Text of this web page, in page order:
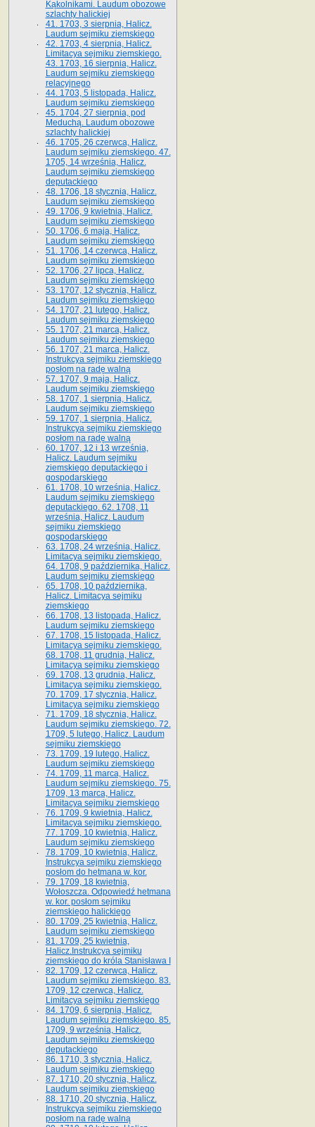
Kąkolnikami. Laudum obozowe
szlachty halickiej
41­. 1703, 3 sierpnia, Halicz.
Laudum sejmiku ziemskiego
42. 1703, 4 sierpnia, Halicz.
Limitacya sejmiku ziemskiego.
43. 1703, 16 sierpnia, Halicz.
Laudum sejmiku ziemskiego
relacyjnego
44. 1703, 5 listopada, Halicz.
Laudum sejmiku ziemskiego
45. 1704, 27 sierpnia, pod
Meduchą. Laudum obozowe
szlachty halickiej
46. 1705, 26 czerwca, Halicz.
Laudum sejmiku ziemskiego. 47.
1705, 14 września, Halicz.
Laudum sejmiku ziemskiego
deputackiego
48. 1706, 18 stycznia, Halicz.
Laudum sejmiku ziemskiego
49. 1706, 9 kwietnia, Halicz.
Laudum sejmiku ziemskiego
50. 1706, 6 maja, Halicz.
Laudum sejmiku ziemskiego
51. 1706, 14 czerwca, Halicz.
Laudum sejmiku ziemskiego
52. 1706, 27 lipca, Halicz.
Laudum sejmiku ziemskiego
53. 1707, 12 stycznia, Halicz.
Laudum sejmiku ziemskiego
54. 1707, 21 lutego, Halicz.
Laudum sejmiku ziemskiego
55. 1707, 21 marca, Halicz.
Laudum sejmiku ziemskiego
56. 1707, 21 marca, Halicz.
Instrukcya sejmiku ziemskiego
posłom na radę walną
57. 1707, 9 maja, Halicz.
Laudum sejmiku ziemskiego
58. 1707, 1 sierpnia, Halicz.
Laudum sejmiku ziemskiego
59. 1707, 1 sierpnia, Halicz.
Instrukcya sejmiku ziemskiego
posłom na radę walną
60. 1707, 12 i 13 września,
Halicz. Laudum sejmiku
ziemskiego deputackiego i
gospodarskiego
61. 1708, 10 września, Halicz.
Laudum sejmiku ziemskiego
deputackiego. 62. 1708, 11
września, Halicz. Laudum
sejmiku ziemskiego
gospodarskiego
63. 1708, 24 września, Halicz.
Limitacya sejmiku ziemskiego.
64. 1708, 9 października, Halicz.
Laudum sejmiku ziemskiego
65­. 1708, 10 października,
Halicz. Limitacya sejmiku
ziemskiego
66. 1708, 13 listopada, Halicz.
Laudum sejmiku ziemskiego
67. 1708, 15 listopada, Halicz.
Limitacya sejmiku ziemskiego.
68. 1708, 11 grudnia, Halicz.
Limitacya sejmiku ziemskiego
69. 1708, 13 grudnia, Halicz.
Limitacya sejmiku ziemskiego.
70. 1709, 17 stycznia, Halicz.
Limitacya sejmiku ziemskiego
71. 1709, 18 stycznia, Halicz.
Laudum sejmiku ziemskiego. 72.
1709, 5 lutego, Halicz. Laudum
sejmiku ziemskiego
73. 1709, 19 lutego, Halicz.
Laudum sejmiku ziemskiego
74. 1709, 11 marca, Halicz.
Laudum sejmiku ziemskiego. 75.
1709, 13 marca, Halicz.
Limitacya sejmiku ziemskiego
76. 1709, 9 kwietnia, Halicz.
Limitacya sejmiku ziemskiego.
77. 1709, 10 kwietnia, Halicz.
Laudum sejmiku ziemskiego
78. 1709, 10 kwietnia, Halicz.
Instrukcya sejmiku ziemskiego
posłom do hetmana w. kor.
79. 1709, 18 kwietnia,
Wołoszcza. Odpowiedź hetmana
w. kor. posłom sejmiku
ziemskiego halickiego
80. 1709, 25 kwietnia, Halicz.
Laudum sejmiku ziemskiego
81. 1709, 25 kwietnia,
Halicz.Instrukcya sejmiku
ziemskiego do króla Stanisława I
82. 1709, 12 czerwca, Halicz.
Laudum sejmiku ziemskiego. 83.
1709, 12 czerwca, Halicz.
Limitacya sejmiku ziemskiego
84. 1709, 6 sierpnia, Halicz.
Laudum sejmiku ziemskiego. 85.
1709, 9 września, Halicz.
Laudum sejmiku ziemskiego
deputackiego
86. 1710, 3 stycznia, Halicz.
Laudum sejmiku ziemskiego
87. 1710, 20 stycznia, Halicz.
Laudum sejmiku ziemskiego
88. 1710, 20 stycznia, Halicz.
Instrukcya sejmiku ziemskiego
posłom na radę walną